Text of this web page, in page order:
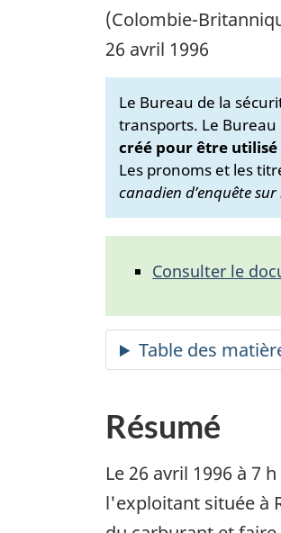
(Colombie-
26 avril 1996
Le Bureau de la
transports. Le Bureau
créé pour être
Les pronoms et les
canadien d’enquête
Consulter le
Résumé
Le 26 avril 1996 à 7
l'exploitant située à